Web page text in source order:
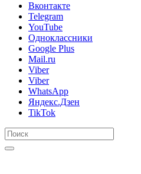
Вконтакте
Telegram
YouTube
Одноклассники
Google Plus
Mail.ru
Viber
Viber
WhatsApp
Яндекс.Дзен
TikTok